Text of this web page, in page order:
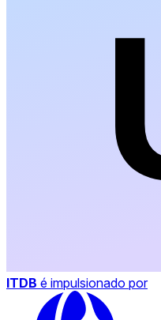
ITDB é impulsionado por